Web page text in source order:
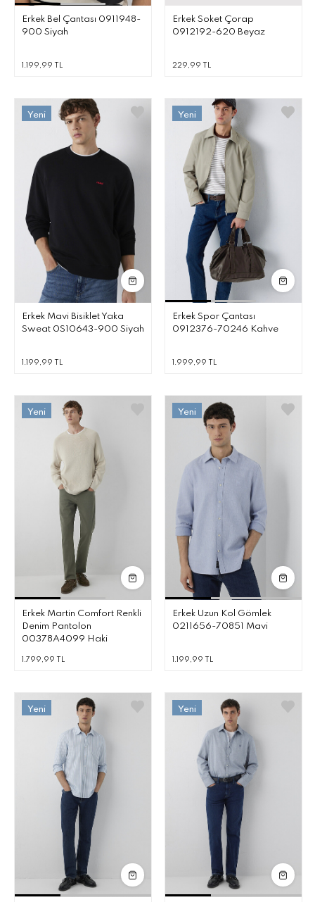
Erkek Bel Çantası 0911948-
900 Siyah
1.199,99 TL
Erkek Soket Çorap
0912192-620 Beyaz
229,99 TL
Erkek Mavi Bisiklet Yaka
Sweat 0S10643-900 Siyah
1.199,99 TL
Erkek Spor Çantası
0912376-70246 Kahve
1.999,99 TL
Erkek Martin Comfort Renkli
Denim Pantolon
00378A4099 Haki
1.799,99 TL
Erkek Uzun Kol Gömlek
0211656-70851 Mavi
1.199,99 TL